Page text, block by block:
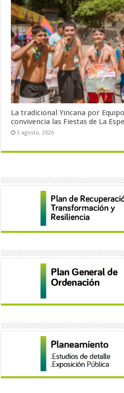
La tradicional Yincana por
convivencia las Fiestas de La
3 agosto, 2026